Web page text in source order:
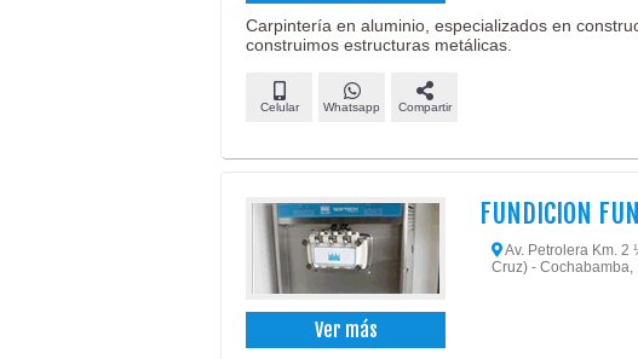
Carpintería en aluminio, especializados en
construimos estructuras metálicas.
Celular Whatsapp Compartir
Ver más
FUNDICION
Av. Petrolera Km.
Cruz) - Cochabamba,